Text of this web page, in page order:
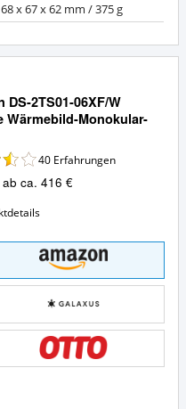
x 67 x 62 mm / 375 g
DS-2TS01-06XF/W
Wärmebild-Monokular-
40 Erfahrungen
ca. 416 €